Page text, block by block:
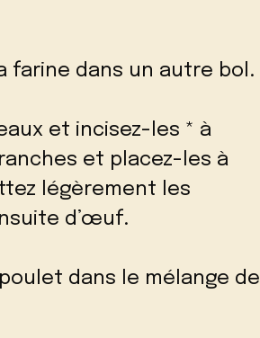
farine dans un autre bol.
et incisez-les * à
et placez-les à
légèrement les
d’œuf.
dans le mélange de